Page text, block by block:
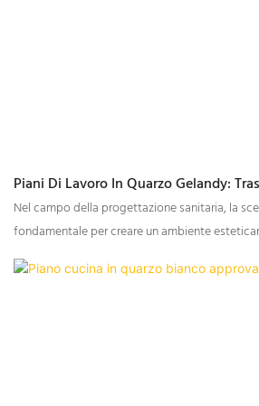
Piani Di Lavoro In Quarzo Gelandy:
Ospedalieri
Nel campo della progettazione sanitaria, la
fondamentale per creare un ambiente
funzionale. I piani di lavoro in quarzo Gelandy
scelta ideale per diverse applicazioni in